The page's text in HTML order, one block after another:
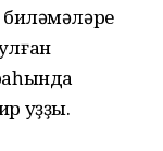
уҙҙы.